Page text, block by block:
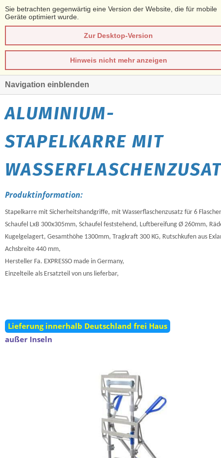
Sie betrachten gegenwärtig eine Version der Website, die für mobile
Geräte optimiert wurde.
Zur Desktop-Version
Hinweis nicht mehr anzeigen
Navigation einblenden
ALUMINIUM-
STAPELKARRE MIT
Produktinformation:
Stapelkarre mit Sicherheitshandgriffe, mit Wasserflaschenzusatz für 6
Schaufel LxB 300x305mm, Schaufel feststehend, Luftbereifung Ø 260mm,
Kugelgelagert, Gesamthöhe 1300mm, Tragkraft 300 KG, Rutschkufen aus
Achsbreite 440 mm,
Hersteller Fa. EXPRESSO made in Germany,
Einzelteile als Ersatzteil von uns lieferbar,
Lieferung innerhalb Deutschland frei Haus
außer Inseln